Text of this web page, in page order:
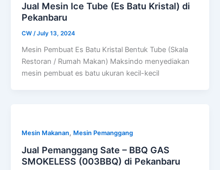
Jual Mesin Ice Tube (Es Batu Kristal) di
Pekanbaru
CW/July 13, 2024
Mesin Pembuat Es Batu Kristal Bentuk Tube (Skala
Restoran / Rumah Makan) Maksindo menyediakan
mesin pembuat es batu ukuran kecil-kecil
Mesin Makanan, Mesin Pemanggang
Jual Pemanggang Sate – BBQ GAS
SMOKELESS (003BBQ) di Pekanbaru